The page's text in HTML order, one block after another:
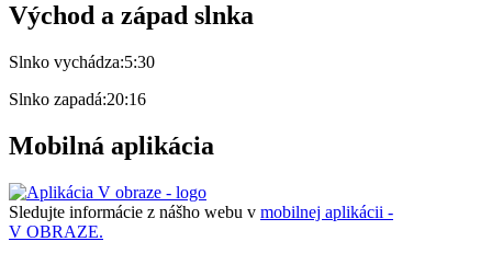
Východ a západ slnka
Slnko vychádza:5:30
Slnko zapadá:20:16
Mobilná aplikácia
Sledujte informácie z nášho webu v mobilnej aplikácii -
V OBRAZE.